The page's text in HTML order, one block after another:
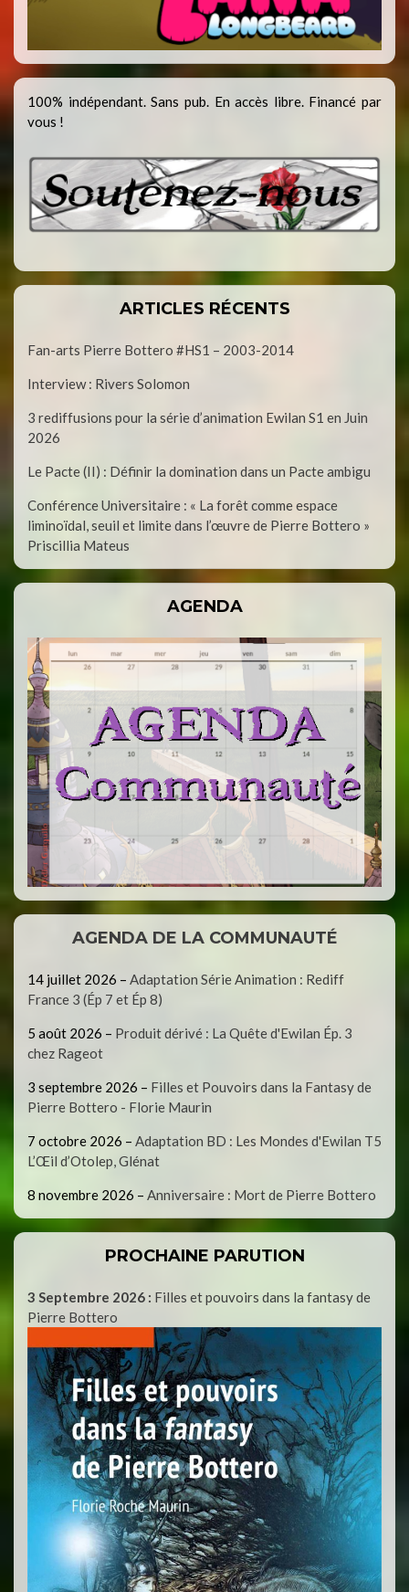
100% indépendant. Sans pub. En accès libre. Financé par
vous !
ARTICLES RÉCENTS
Fan-arts Pierre Bottero #HS1 – 2003-2014
Interview : Rivers Solomon
3 rediffusions pour la série d’animation Ewilan S1 en Juin
2026
Le Pacte (II) : Définir la domination dans un Pacte ambigu
Conférence Universitaire : « La forêt comme espace
liminoïdal, seuil et limite dans l’œuvre de Pierre Bottero »
Priscillia Mateus
AGENDA
AGENDA DE LA COMMUNAUTÉ
14 juillet 2026 – Adaptation Série Animation : Rediff
France 3 (Ép 7 et Ép 8)
5 août 2026 – Produit dérivé : La Quête d'Ewilan Ép. 3
chez Rageot
3 septembre 2026 – Filles et Pouvoirs dans la Fantasy de
Pierre Bottero - Florie Maurin
7 octobre 2026 – Adaptation BD : Les Mondes d'Ewilan T5
L’Œil d’Otolep, Glénat
8 novembre 2026 – Anniversaire : Mort de Pierre Bottero
PROCHAINE PARUTION
3 Septembre 2026 : Filles et pouvoirs dans la fantasy de
Pierre Bottero